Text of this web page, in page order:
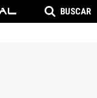
BUSCAR